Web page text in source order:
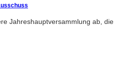
Jahreshauptversammlung ab,